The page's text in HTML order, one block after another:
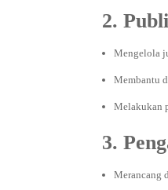
2.
Mengelola
Membantu
Melakukan
3.
Merancang